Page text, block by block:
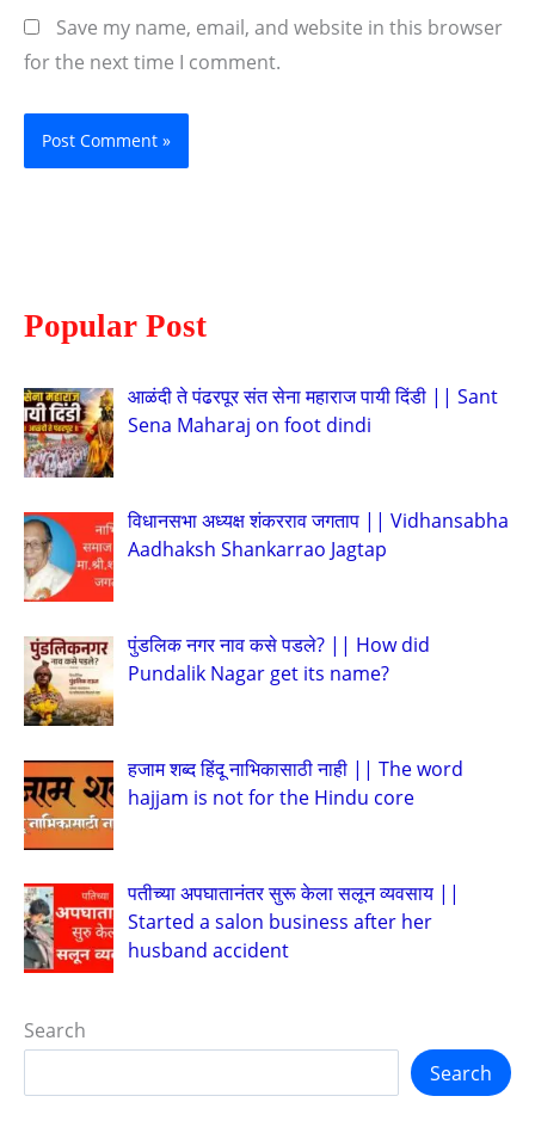
Save my name, email, and website in this browser
for the next time I comment.
Popular Post
आळंदी ते पंढरपूर संत सेना महाराज पायी दिंडी || Sant
Sena Maharaj on foot dindi
विधानसभा अध्यक्ष शंकरराव जगताप || Vidhansabha
Aadhaksh Shankarrao Jagtap
पुंडलिक नगर नाव कसे पडले? || How did
Pundalik Nagar get its name?
हजाम शब्द हिंदू नाभिकासाठी नाही || The word
hajjam is not for the Hindu core
पतीच्या अपघातानंतर सुरू केला सलून व्यवसाय ||
Started a salon business after her
husband accident
Search
Search